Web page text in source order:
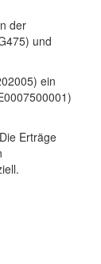
der
und
ein
Erträge